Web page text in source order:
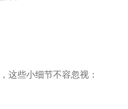
这些小细节不容忽视：